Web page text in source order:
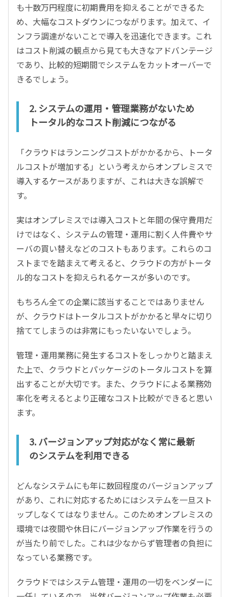
も十数万円程度に初期費用を抑えることができるた
め、大幅なコストダウンにつながります。加えて、イ
ンフラ調達がないことで導入を迅速化できます。これ
はコスト削減の観点から見ても大きなアドバンテージ
であり、比較的短期間でシステムをカットオーバーで
きるでしょう。
2. システムの運用・管理業務がないため
トータル的なコスト削減につながる
「クラウドはランニングコストがかかるから、トータ
ルコストが増加する」という考えからオンプレミスで
導入するケースがありますが、これは大きな誤解で
す。
実はオンプレミスでは導入コストと年間の保守費用だ
けではなく、システムの管理・運用に割く人件費やサ
ーバの買い替えなどのコストもあります。これらのコ
ストまでを踏まえて考えると、クラウドの方がトータ
ル的なコストを抑えられるケースが多いのです。
もちろん全ての企業に該当することではありません
が、クラウドはトータルコストがかかると早々に切り
捨ててしまうのは非常にもったいないでしょう。
管理・運用業務に発生するコストをしっかりと踏まえ
た上で、クラウドとパッケージのトータルコストを算
出することが大切です。また、クラウドによる業務効
率化を考えるとより正確なコスト比較ができると思い
ます。
3. バージョンアップ対応がなく常に最新
のシステムを利用できる
どんなシステムにも年に数回程度のバージョンアップ
があり、これに対応するためにはシステムを一旦スト
ップしなくてはなりません。このためオンプレミスの
環境では夜間や休日にバージョンアップ作業を行うの
が当たり前でした。これは少なからず管理者の負担に
なっている業務です。
クラウドではシステム管理・運用の一切をベンダーに